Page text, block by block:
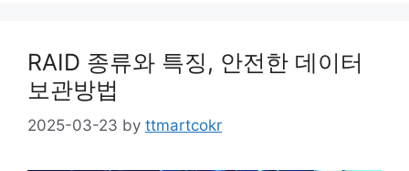
RAID 종류와 특징, 안전한 데이터
보관방법
2025-03-23 by ttmartcokr